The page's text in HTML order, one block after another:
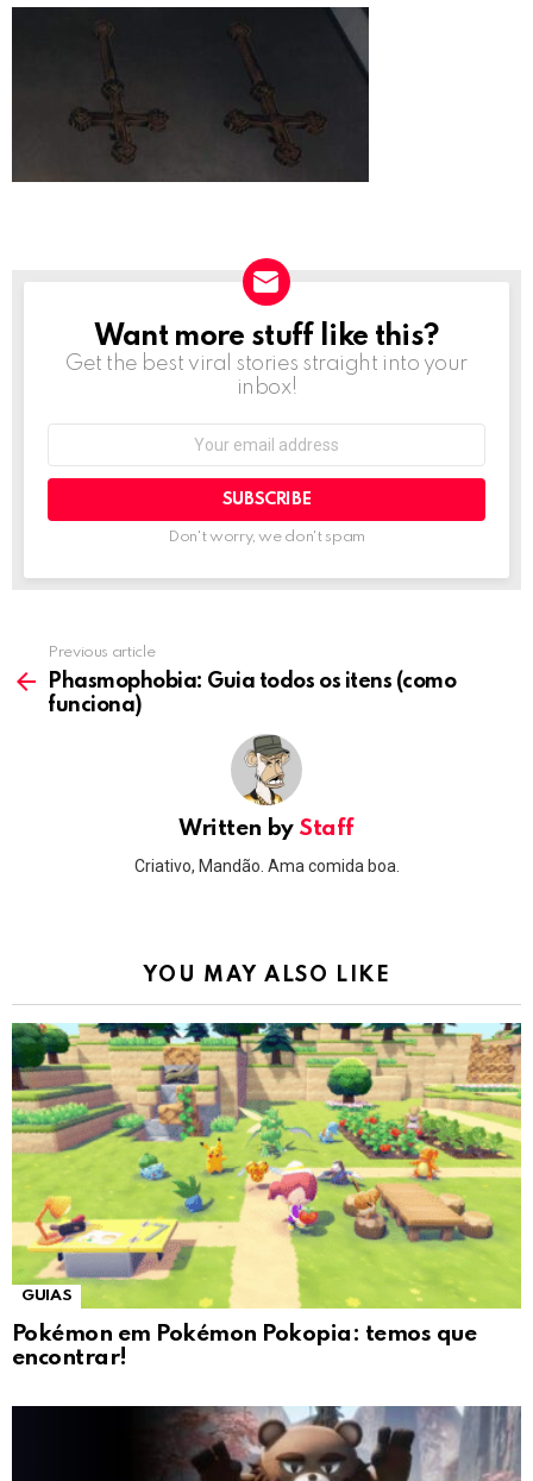
NEWSLETTER
Want more stuff like this?
Get the best viral stories straight into your
inbox!
Don't worry, we don't spam
more
Previous article
Phasmophobia: Guia todos os itens (como
funciona)
Written by Staff
Criativo, Mandão. Ama comida boa.
YOU MAY ALSO LIKE
GUIAS
Pokémon em Pokémon Pokopia: temos que
encontrar!